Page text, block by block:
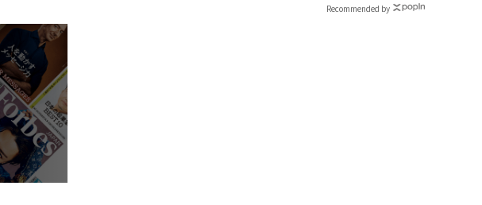
Recommended by